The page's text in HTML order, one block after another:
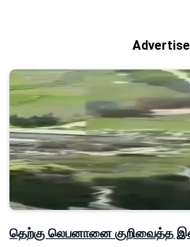
தெற்கு லெபனானை குறிவைத்த